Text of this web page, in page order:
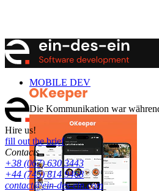
MOBILE DEV
Die Kommunikation war
Hire us!
fill out the brief
Contacts
+38 (067) 630 3443
+44 (745) 814 9468
contact@ein-des-ein.com